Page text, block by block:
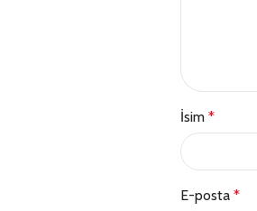
İsim *
E-posta *